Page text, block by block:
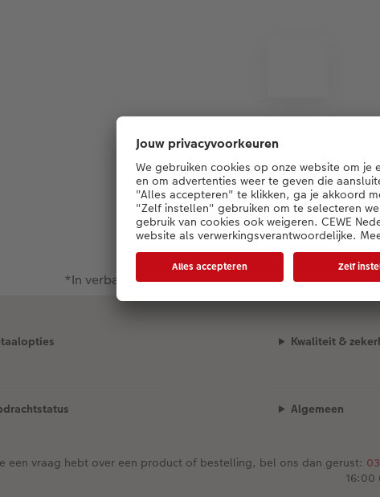
Preisliste
*In verband met feestdagen kunnen onze
Kwaliteit &
Algemeen
een vraag hebt over een product of bestelling, bel ons dan gerust:
16:00